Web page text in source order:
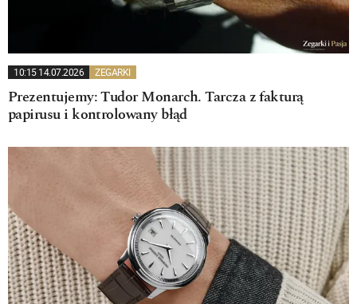
10:15 14.07.2026 ZEGARKI
Prezentujemy: Tudor Monarch. Tarcza z fakturą
papirusu i kontrolowany błąd